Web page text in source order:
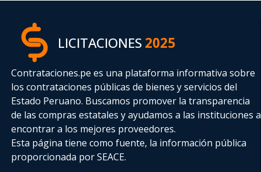
LICITACIONES2025
Contrataciones.pe es una plataforma informativa sobre
los contrataciones públicas de bienes y servicios del
Estado Peruano. Buscamos promover la transparencia
de las compras estatalesy ayudamos a las instituciones a
encontrar a los mejores proveedores.
Esta página tiene como fuente, la información pública
proporcionada por SEACE.